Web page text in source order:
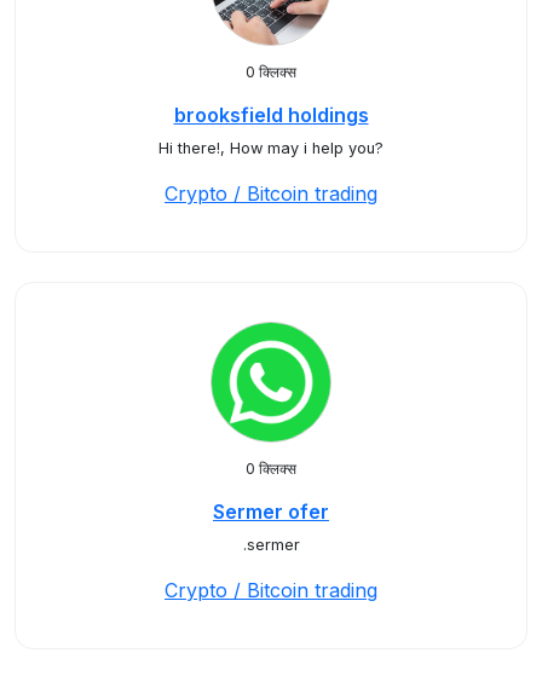
0 क्लिक्स
brooksfield holdings
Hi there!, How may i help you?
Crypto / Bitcoin trading
0 क्लिक्स
Sermer ofer
.sermer
Crypto / Bitcoin trading